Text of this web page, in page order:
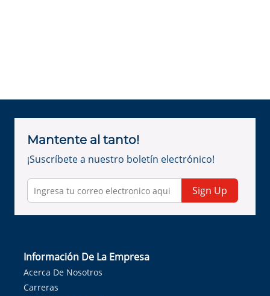
Mantente al tanto!
¡Suscríbete a nuestro boletín electrónico!
Sign Up
Información De La Empresa
Acerca De Nosotros
Carreras